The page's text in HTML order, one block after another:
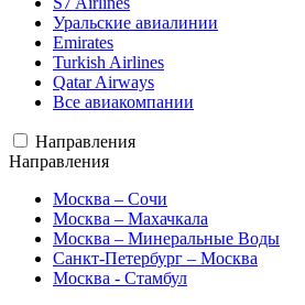
Уральские авиалинии
Emirates
Turkish Airlines
Qatar Airways
Все авиакомпании
Направления
Направления
Москва – Сочи
Москва – Махачкала
Москва – Минеральные Воды
Санкт-Петербург – Москва
Москва - Стамбул